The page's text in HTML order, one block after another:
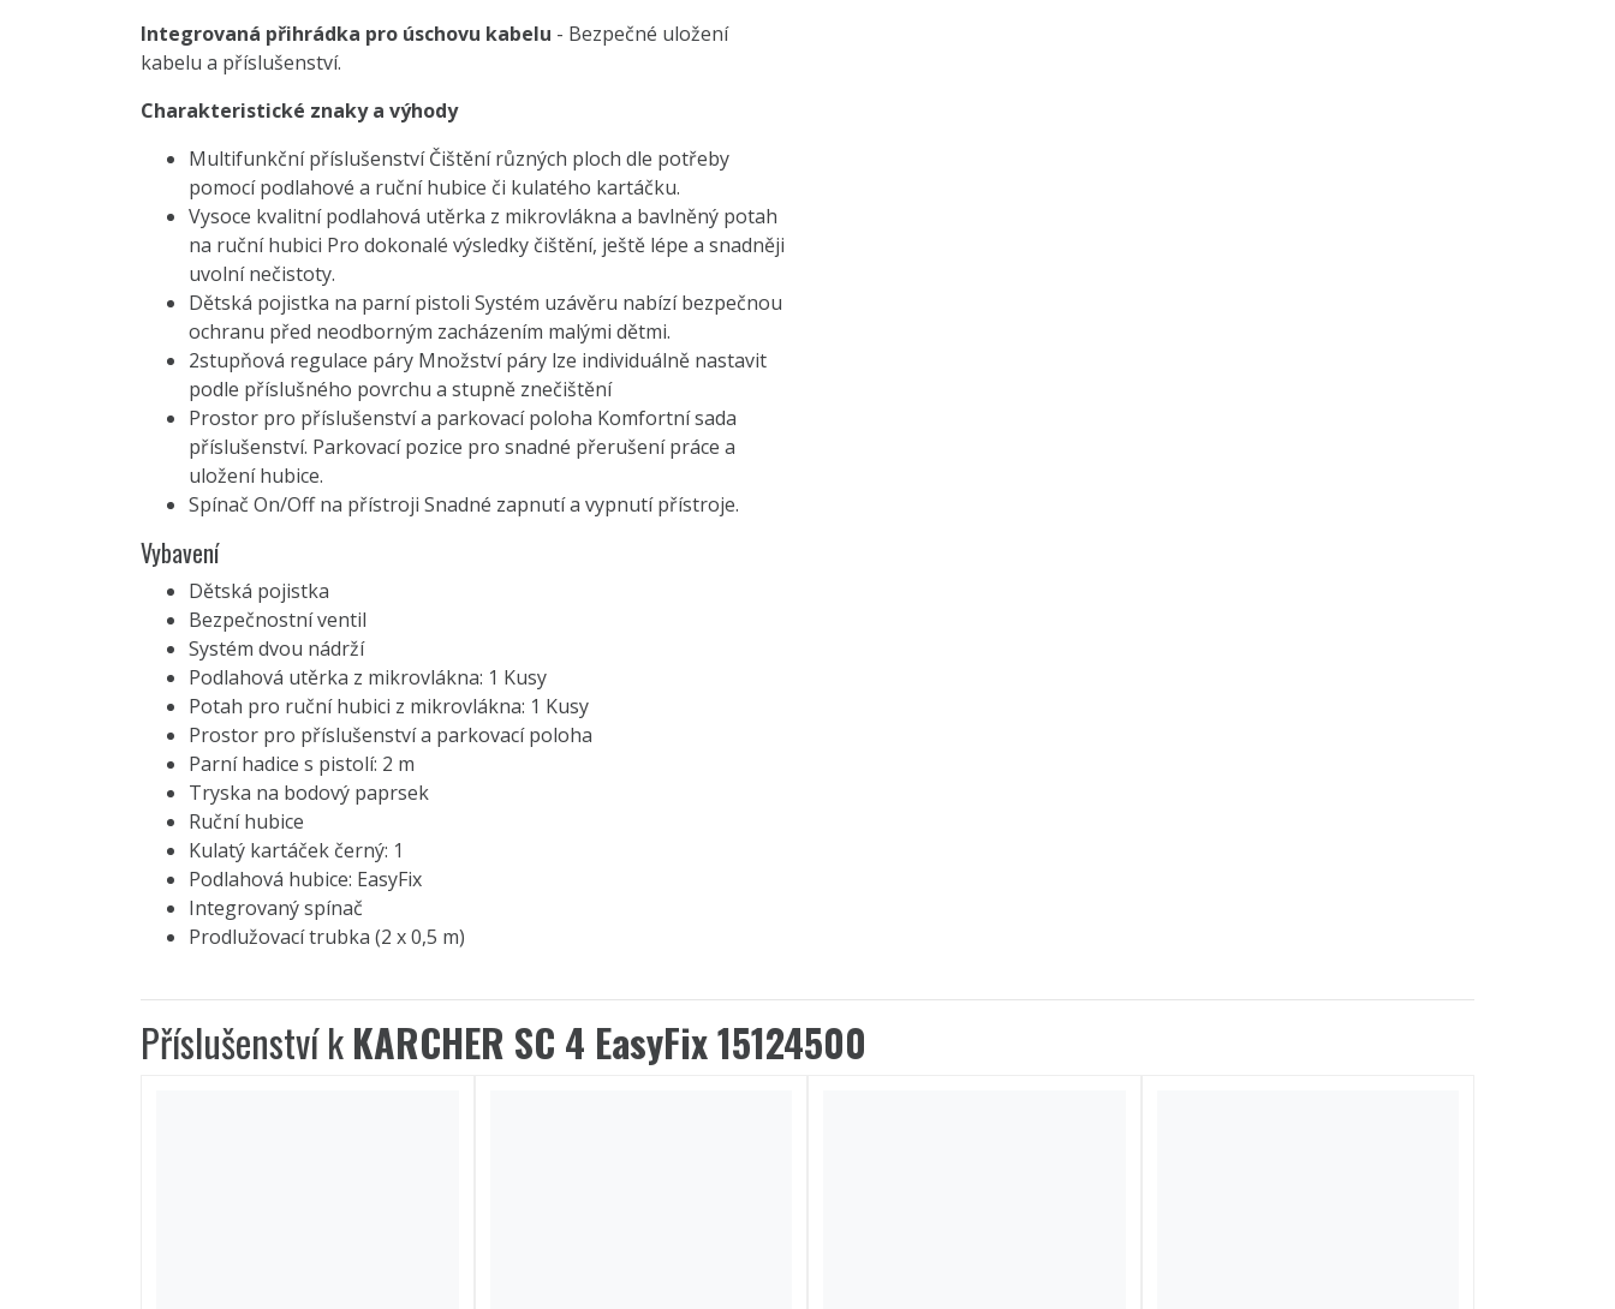
Integrovaná přihrádka pro úschovu kabelu - Bezpečné uložení
kabelu a příslušenství.
Charakteristické znaky a výhody
Multifunkční příslušenství Čištění různých ploch dle potřeby
pomocí podlahové a ruční hubice či kulatého kartáčku.
Vysoce kvalitní podlahová utěrka z mikrovlákna a bavlněný potah
na ruční hubici Pro dokonalé výsledky čištění, ještě lépe a snadněji
uvolní nečistoty.
Dětská pojistka na parní pistoli Systém uzávěru nabízí bezpečnou
ochranu před neodborným zacházením malými dětmi.
2stupňová regulace páry Množství páry lze individuálně nastavit
podle příslušného povrchu a stupně znečištění
Prostor pro příslušenství a parkovací poloha Komfortní sada
příslušenství. Parkovací pozice pro snadné přerušení práce a
uložení hubice.
Spínač On/Off na přístroji Snadné zapnutí a vypnutí přístroje.
Vybavení
Dětská pojistka
Bezpečnostní ventil
Systém dvou nádrží
Podlahová utěrka z mikrovlákna: 1 Kusy
Potah pro ruční hubici z mikrovlákna: 1 Kusy
Prostor pro příslušenství a parkovací poloha
Parní hadice s pistolí: 2 m
Tryska na bodový paprsek
Ruční hubice
Kulatý kartáček černý: 1
Podlahová hubice: EasyFix
Integrovaný spínač
Prodlužovací trubka (2 x 0,5 m)
Příslušenství kKARCHER SC 4 EasyFix 15124500